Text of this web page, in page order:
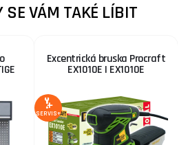
SE VÁM TAKÉ LÍBIT
Excentrická bruska Procraft
EX1010E | EX1010E
SERVIS+